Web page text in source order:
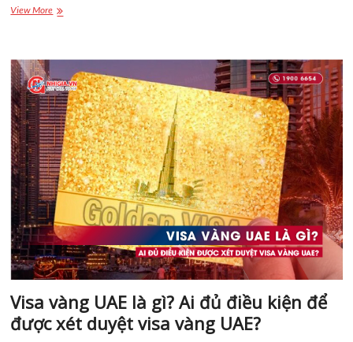
View MoreTop
vàng
ở
Dubai
du
khách
đến
đây
không
thể
bỏ
qua
Visa vàng UAE là gì? Ai đủ điều kiện để
được xét duyệt visa vàng UAE?